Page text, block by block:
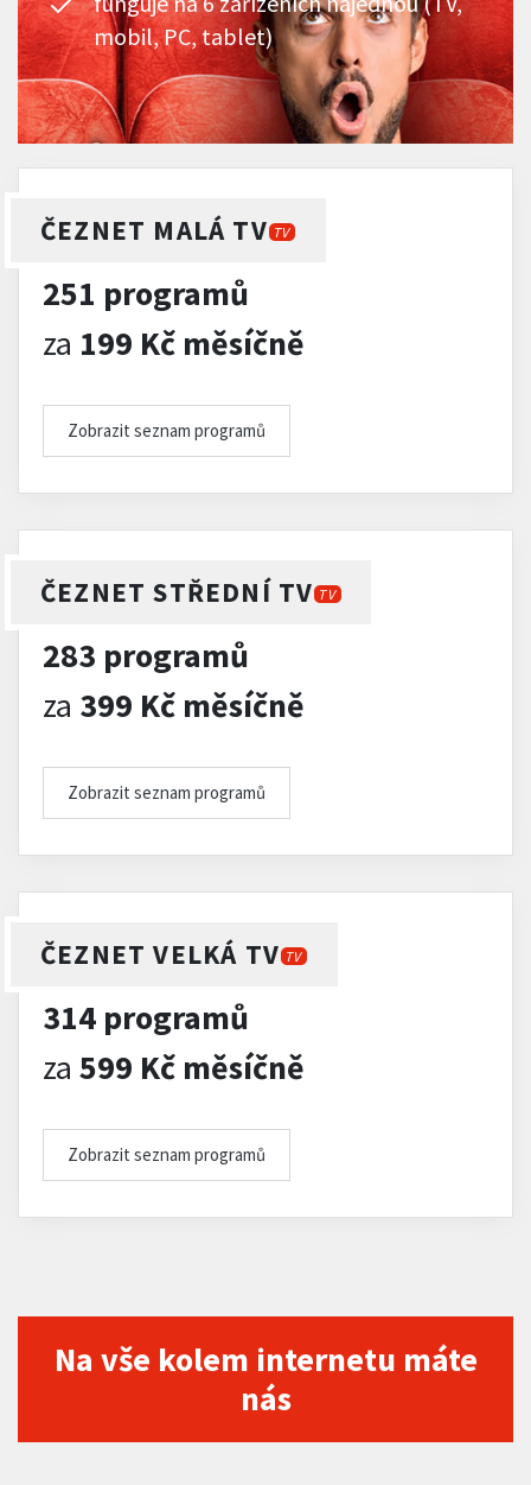
mobil, PC, tablet)
ČEZNET MALÁ TV TV
251 programů
za 199 Kč měsíčně
Zobrazit seznam programů
ČEZNET STŘEDNÍ TV TV
283 programů
za 399 Kč měsíčně
Zobrazit seznam programů
ČEZNET VELKÁ TV TV
314 programů
za 599 Kč měsíčně
Zobrazit seznam programů
Na vše kolem internetu máte
nás